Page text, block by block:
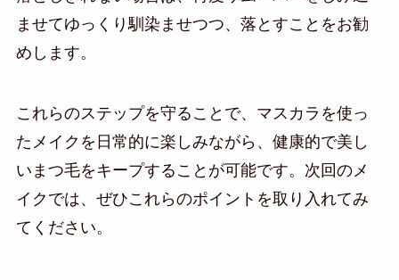
ませてゆっくり馴染ませつつ、落とすことをお勧
めします。
これらのステップを守ることで、マスカラを使っ
たメイクを日常的に楽しみながら、健康的で美し
いまつ毛をキープすることが可能です。次回のメ
イクでは、ぜひこれらのポイントを取り入れてみ
てください。